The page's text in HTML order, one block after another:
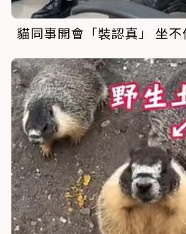
貓同事開會「裝認真」 坐